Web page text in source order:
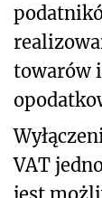
towarów
VAT